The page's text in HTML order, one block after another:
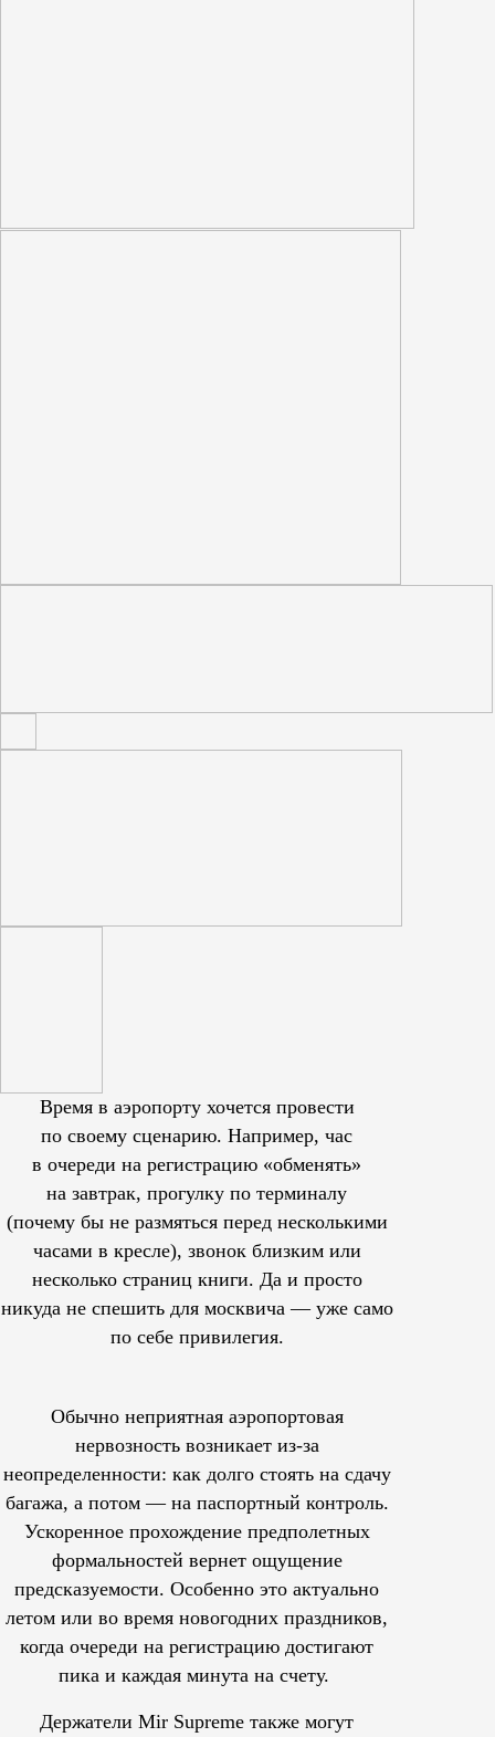
Время в аэропорту хочется провести
по своему сценарию. Например, час
в очереди на регистрацию «обменять»
на завтрак, прогулку по терминалу
(почему бы не размяться перед несколькими
часами в кресле), звонок близким или
несколько страниц книги. Да и просто
никуда не спешить для москвича — уже само
по себе привилегия.
Обычно неприятная аэропортовая
нервозность возникает из-за
неопределенности: как долго стоять на сдачу
багажа, а потом — на паспортный контроль.
Ускоренное прохождение предполетных
формальностей вернет ощущение
предсказуемости. Особенно это актуально
летом или во время новогодних праздников,
когда очереди на регистрацию достигают
пика и каждая минута на счету.
Держатели Mir Supreme также могут